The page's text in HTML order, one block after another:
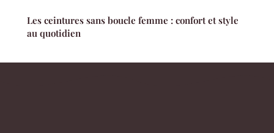
Les ceintures sans boucle femme : confort et style
au quotidien